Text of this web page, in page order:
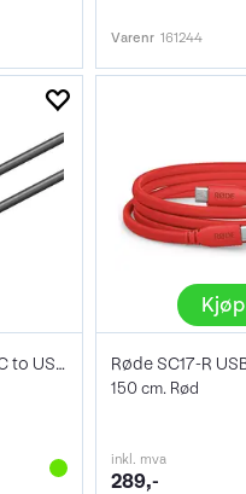
Varenr 161244
MicroConnect USB-C to USB2.0 Micro B
Kjøp
150 cm. Rød
inkl. mva
289,-